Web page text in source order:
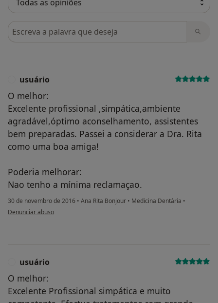
Pesquisar em opiniões
usuário
O melhor:
Excelente profissional ,simpática,ambiente
agradável,óptimo aconselhamento, assistentes
bem preparadas. Passei a considerar a Dra. Rita
como uma boa amiga!
Poderia melhorar:
Nao tenho a mínima reclamaçao.
30 de novembro de 2016 • Ana Rita Bonjour • Medicina Dentária •
na opinião do utilizador usuário
Denunciar abuso
usuário
O melhor:
Excelente Profissional simpática e muito